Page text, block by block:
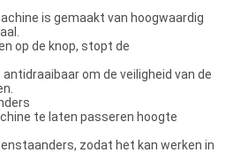
is gemaakt van hoogwaardig
op de knop, stopt de
om de veiligheid van de
te laten passeren hoogte
zodat het kan werken in